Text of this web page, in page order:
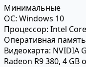
Минимальные
ОС: Windows 10
Процессор: Intel
Оперативная
Видеокарта: NVIDIA
Radeon R9 380, 4 GB